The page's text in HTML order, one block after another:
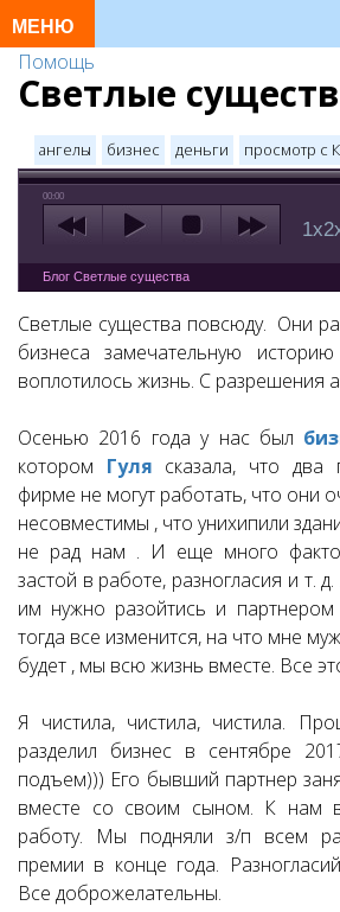
Помощь
Светлые
ангелы бизнес деньги просмотр с
00:00
1x
Блог Светлые существа
Светлые существа повсюду. Они
бизнеса замечательную
воплотилось жизнь. С разрешения
Осенью 2016 года у нас был
котором Гуля сказала, что
фирме не могут работать, что они
несовместимы , что унихипили
не рад нам . И еще много
застой в работе, разногласия и т.
им нужно разойтись и
тогда все изменится, на что мне
будет , мы всю жизнь вместе. Все
Я чистила, чистила, чистила.
разделил бизнес в сентябре
подъем))) Его бывший партнер
вместе со своим сыном. К нам
работу. Мы подняли з/п всем
премии в конце года.
Все доброжелательны.